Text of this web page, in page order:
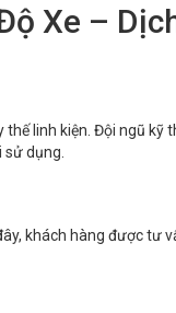
Xe –
linh kiện. Đội ngũ kỹ
dụng.
khách hàng được tư